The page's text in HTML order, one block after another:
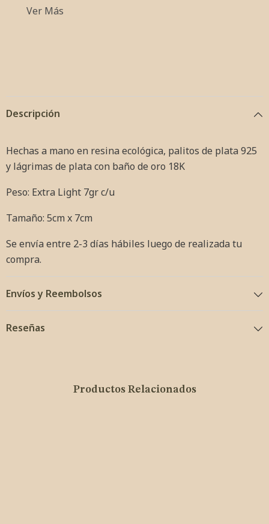
Ver Más
Descripción
Hechas a mano en resina ecológica, palitos de plata 925
y lágrimas de plata con baño de oro 18K
Peso: Extra Light 7gr c/u
Tamaño: 5cm x 7cm
Se envía entre 2-3 días hábiles luego de realizada tu
compra.
Envíos y Reembolsos
Reseñas
Productos Relacionados